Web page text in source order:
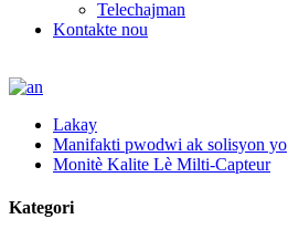
Telechajman
Kontakte nou
Lakay
Manifakti pwodwi ak solisyon yo
Monitè Kalite Lè Milti-Capteur
Kategori